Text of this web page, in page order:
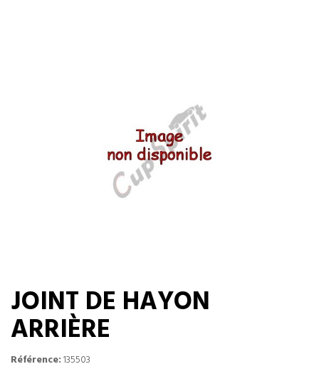
JOINT DE HAYON
ARRIÈRE
Référence:135503